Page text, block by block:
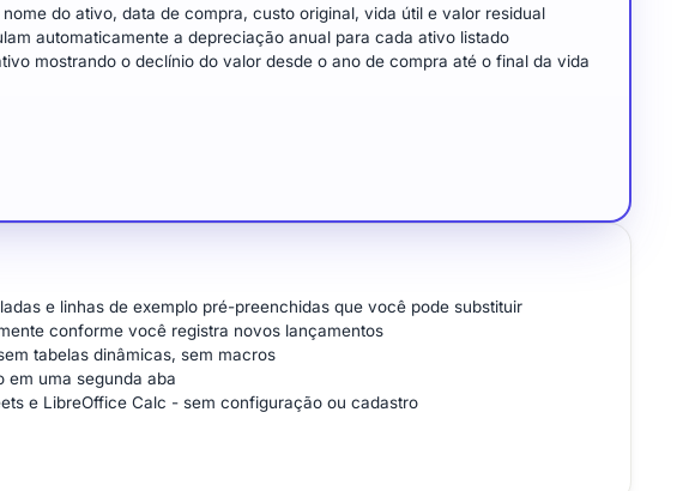
e linhas de exemplo pré-preenchidas que você pode substituir
conforme você registra novos lançamentos
tabelas dinâmicas, sem macros
em uma segunda aba
e LibreOffice Calc - sem configuração ou cadastro
do ativo, data de compra, custo original, vida útil e valor residual
automaticamente a depreciação anual para cada ativo listado
mostrando o declínio do valor desde o ano de compra até o final da vida